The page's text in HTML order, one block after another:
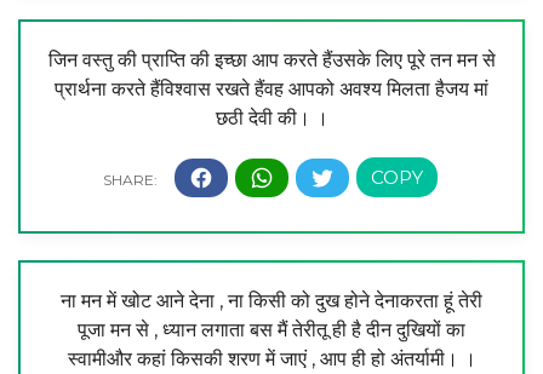
जिन वस्तु की प्राप्ति की इच्छा आप करते हैंउसके लिए पूरे तन मन से
प्रार्थना करते हैंविश्वास रखते हैंवह आपको अवश्य मिलता हैजय मां
छठी देवी की। ।
ना मन में खोट आने देना , ना किसी को दुख होने देनाकरता हूं तेरी
पूजा मन से , ध्यान लगाता बस मैं तेरीतू ही है दीन दुखियों का
स्वामीऔर कहां किसकी शरण में जाएं , आप ही हो अंतर्यामी। ।